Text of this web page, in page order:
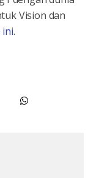
Vision dan
ini.